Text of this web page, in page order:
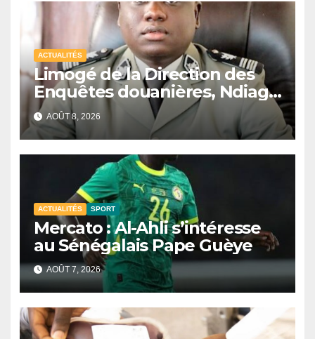
ACTUALITÉS
Limogé de la Direction des
Enquêtes douanières, Ndiaga
Soumaré brise le silence
AOÛT 8, 2026
ACTUALITÉS SPORT
Mercato : Al-Ahli s’intéresse
au Sénégalais Pape Guèye
AOÛT 7, 2026